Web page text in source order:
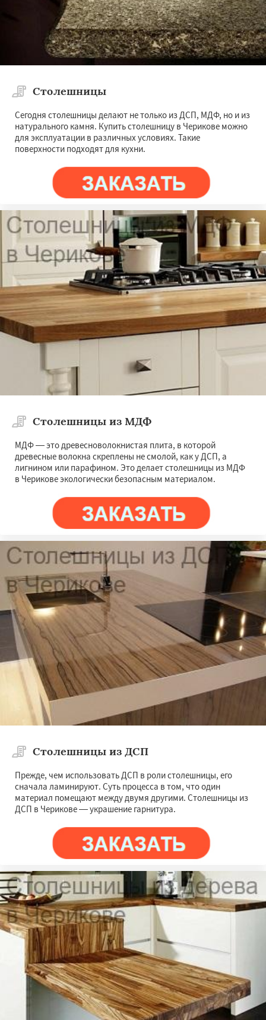
Столешницы
Сегодня столешницы делают не только из ДСП, МДФ, но и из
натурального камня. Купить столешницу в Черикове можно
для эксплуатации в различных условиях. Такие
поверхности подходят для кухни.
Столешницы из МДФ
МДФ — это древесноволокнистая плита, в которой
древесные волокна скреплены не смолой, как у ДСП, а
лигнином или парафином. Это делает столешницы из МДФ
в Черикове экологически безопасным материалом.
Столешницы из ДСП
Прежде, чем использовать ДСП в роли столешницы, его
сначала ламинируют. Суть процесса в том, что один
материал помещают между двумя другими. Столешницы из
ДСП в Черикове — украшение гарнитура.